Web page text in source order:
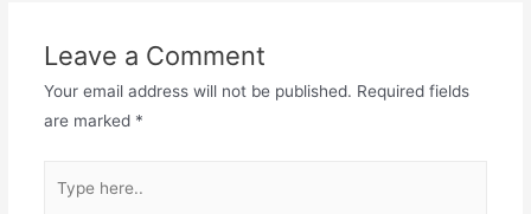
Leave a Comment
Your email address will not be published. Required fields
are marked *
here..